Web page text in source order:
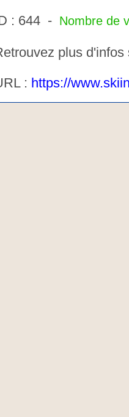
: 644 - Nombre de
plus d'infos
: https://